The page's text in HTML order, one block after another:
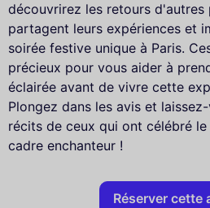
découvrirez les retours d'autres
partagent leurs expériences et
soirée festive unique à Paris.
précieux pour vous aider à
éclairée avant de vivre cette
Plongez dans les avis et
récits de ceux qui ont célébré
cadre enchanteur !
Réserver cette